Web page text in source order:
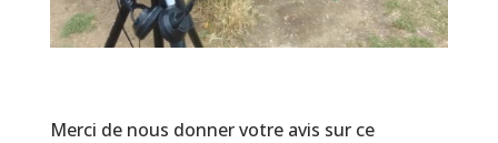
Merci de nous donner votre avis sur ce